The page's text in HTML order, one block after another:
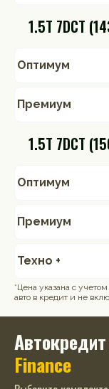
1.5T 7DCT
Оптимум
Премиум
1.5T 7DCT
Оптимум
Премиум
Техно +
*Цена указана с
авто в кредит и не
Finance